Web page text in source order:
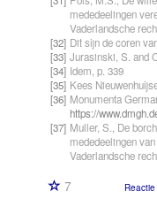
mededeelingen
Vaderlandsche
[32] Dit sijn de coren
[33] Jurasinski, S. and
[34] Idem, p. 339
[35] Kees
[36] Monumenta
https://
[37] Muller, S., De
mededeelingen
Vaderlandsche
7